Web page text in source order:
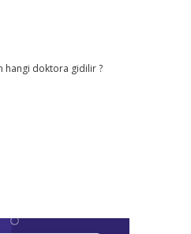
hangi doktora gidilir ?